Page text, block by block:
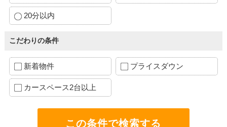
20分以内
こだわりの条件
新着物件 プライスダウン
カースペース2台以上